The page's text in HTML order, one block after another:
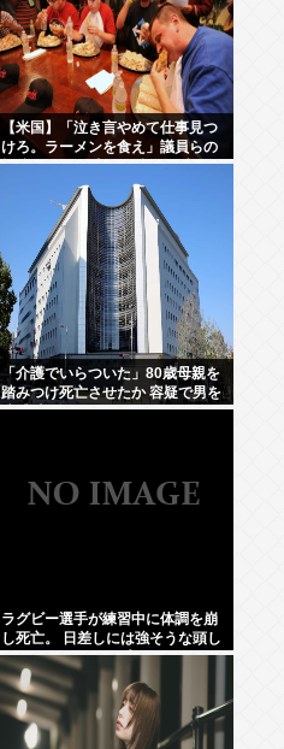
【米国】「泣き言やめて仕事見つ
けろ。ラーメンを食え」議員らの
投稿にバンス氏が猛反発…ブリト
ーの価格めぐる議論、共和党の内
戦に発展
「介護でいらついた」80歳母親を
踏みつけ死亡させたか 容疑で男を
逮捕 大阪・岬町
ラグビー選手が練習中に体調を崩
し死亡。 日差しには強そうな頭し
てたのに…イソップー！